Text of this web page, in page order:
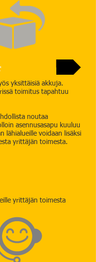
yksittäisiä akkuja.
toimitus tapahtuu
noutaa
asennusasapu kuuluu
lähialueille voidaan lisäksi
yrittäjän toimesta.
yrittäjän toimesta